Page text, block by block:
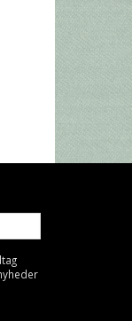
79,00 DKK